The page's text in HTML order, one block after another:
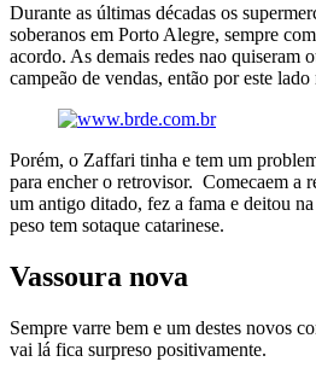
Durante as últimas décadas os
soberanos em Porto Alegre, sempre
acordo. As demais redes nao quiseram
campeão de vendas, então por este
Porém, o Zaffari tinha e tem um
para encher o retrovisor. Comecaem a
um antigo ditado, fez a fama e deitou
peso tem sotaque catarinese.
Vassoura nova
Sempre varre bem e um destes novos
vai lá fica surpreso positivamente.